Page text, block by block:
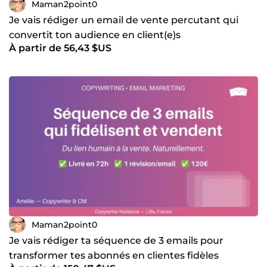
Maman2point0
Je vais rédiger un email de vente percutant qui
convertit ton audience en client(e)s
À partir de 56,43 $US
Maman2point0
Je vais rédiger ta séquence de 3 emails pour
transformer tes abonnés en clientes fidèles